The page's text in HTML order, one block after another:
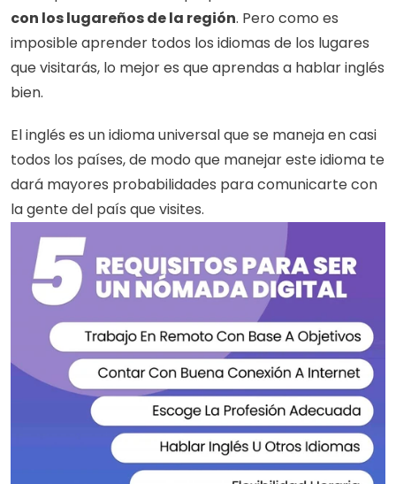
con los lugareños de la región. Pero como es
imposible aprender todos los idiomas de los lugares
que visitarás, lo mejor es que aprendas a hablar inglés
bien.
El inglés es un idioma universal que se maneja en casi
todos los países, de modo que manejar este idioma te
dará mayores probabilidades para comunicarte con
la gente del país que visites.